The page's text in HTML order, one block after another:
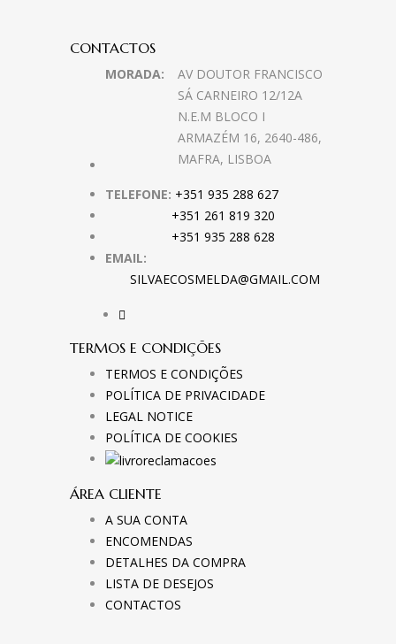
CONTACTOS
MORADA:
AV DOUTOR FRANCISCO
SÁ CARNEIRO 12/12A
N.E.M BLOCO I
ARMAZÉM 16, 2640-486,
MAFRA, LISBOA
TELEFONE: +351 935 288 627
+351 261 819 320
+351 935 288 628
EMAIL:
SILVAECOSMELDA@GMAIL.COM
TERMOS E CONDIÇÕES
TERMOS E CONDIÇÕES
POLÍTICA DE PRIVACIDADE
LEGAL NOTICE
POLÍTICA DE COOKIES
ÁREA CLIENTE
A SUA CONTA
ENCOMENDAS
DETALHES DA COMPRA
LISTA DE DESEJOS
CONTACTOS